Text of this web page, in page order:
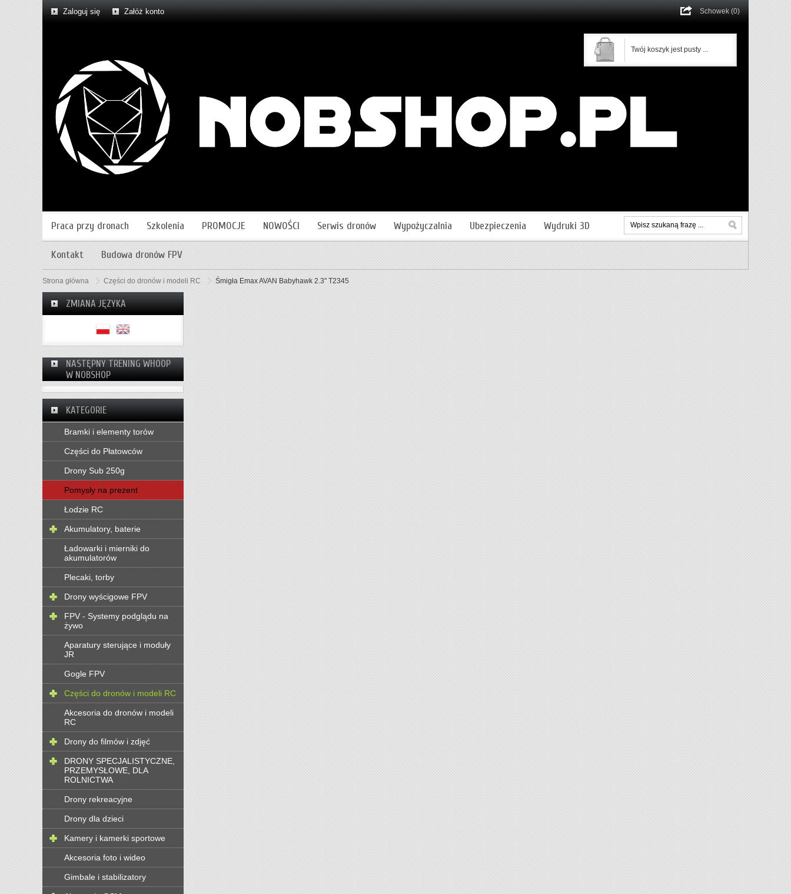
Zaloguj się Załóż konto Schowek (0)
Twój koszyk jest pusty ...
Praca przy dronach Szkolenia PROMOCJE NOWOŚCI Serwis dronów Wypożyczalnia Ubezpieczenia Wydruki 3D
Kontakt Budowa dronów FPV
Strona główna Części do dronów i modeli RC Śmigła Emax AVAN Babyhawk 2.3" T2345
ZMIANA JĘZYKA
NASTĘPNY TRENING WHOOP
W NOBSHOP
KATEGORIE
Bramki i elementy torów
Części do Płatowców
Drony Sub 250g
Pomysły na prezent
Łodzie RC
Akumulatory, baterie
Ładowarki i mierniki do
akumulatorów
Plecaki, torby
Drony wyścigowe FPV
FPV - Systemy podglądu na
żywo
Aparatury sterujące i moduły
JR
Gogle FPV
Części do dronów i modeli RC
Akcesoria do dronów i modeli
RC
Drony do filmów i zdjęć
DRONY SPECJALISTYCZNE,
PRZEMYSŁOWE, DLA
ROLNICTWA
Drony rekreacyjne
Drony dla dzieci
Kamery i kamerki sportowe
Akcesoria foto i wideo
Gimbale i stabilizatory